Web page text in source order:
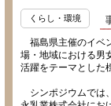
くらし・環境
福島県主催のイベ
場・地域における男
活躍をテーマとした
シンポジウムでは